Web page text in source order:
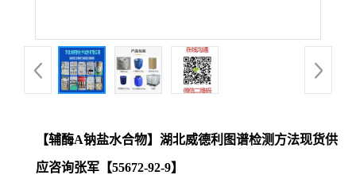
【辅酶A钠盐水合物】湖北威德利图谱检测方法现货供
应咨询张军【55672-92-9】